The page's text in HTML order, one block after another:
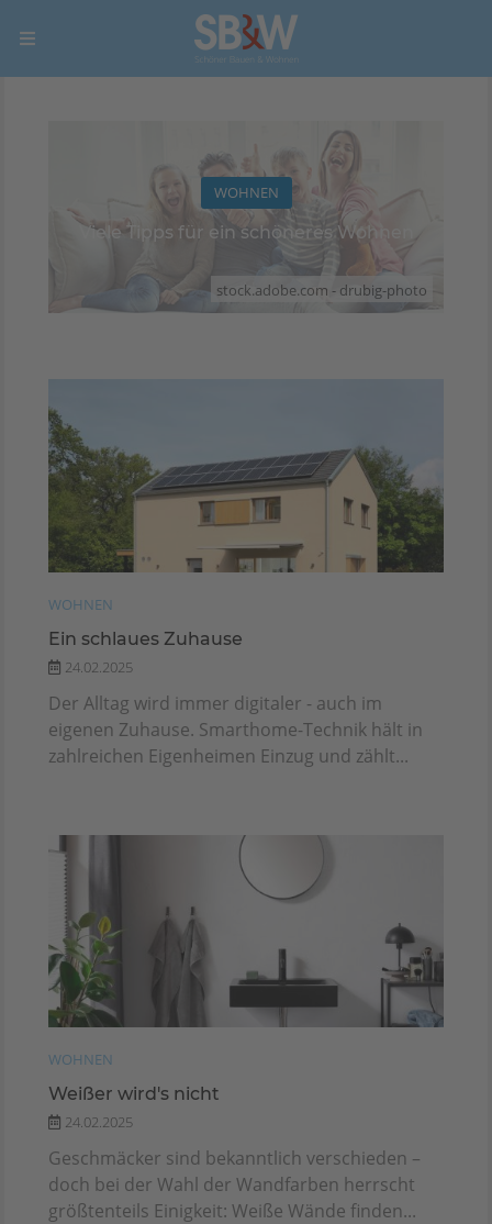
stock.adobe.com - drubig-photo
WOHNEN
Viele Tipps für ein schöneres Wohnen
WOHNEN
Ein schlaues Zuhause
24.02.2025
Der Alltag wird immer digitaler - auch im
eigenen Zuhause. Smarthome-Technik hält in
zahlreichen Eigenheimen Einzug und zählt...
WOHNEN
Weißer wird's nicht
24.02.2025
Geschmäcker sind bekanntlich verschieden –
doch bei der Wahl der Wandfarben herrscht
größtenteils Einigkeit: Weiße Wände finden...